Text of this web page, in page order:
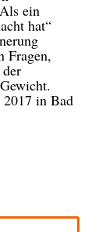
Als ein
hat“
Fragen,
2017 in Bad